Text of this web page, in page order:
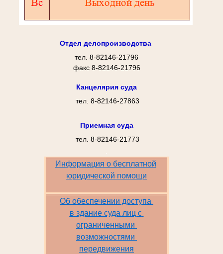
Отдел делопроизводства
тел. 8-82146-21796
факс 8-82146-21796
Канцелярия суда
тел. 8-82146-27863
Приемная суда
тел. 8-82146-21773
Информация о бесплатной
юридической помощи
Об обеспечении доступа
в здание суда лиц с
ограниченными
возможностями
передвижения